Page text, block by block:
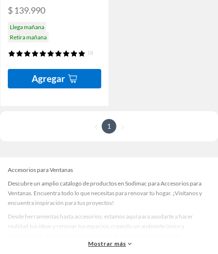
$ 139.990
Llega mañana
Retira mañana
(1)
Agregar
1
Accesorios para Ventanas
Descubre un amplio catálogo de productos en Sodimac para Accesorios para
Ventanas. Encuentra todo lo que necesitas para renovar tu hogar. ¡Visítanos y
encuentra inspiración para tus proyectos!
Desde herramientas hasta accesorios, estamos aquí para ayudarte a hacer
realidad tus ideas y renovar tus espacios, creando un ambiente único y
accesorios de calidad que te ayudarán a crear un espacio más tú.
Mostrar más